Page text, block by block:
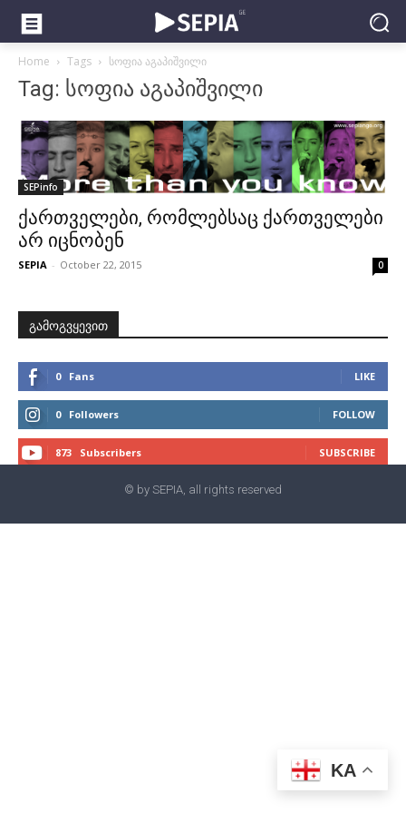
Home Tags სოფია აგაპიშვილი
Tag: სოფია აგაპიშვილი
SEPinfo
ქართველები, რომლებსაც ქართველები
არ იცნობენ
SEPIA - October 22, 2015 0
გამოგვყევით
0 Fans LIKE
0 Followers FOLLOW
873 Subscribers SUBSCRIBE
© by SEPIA, all rights reserved
KA